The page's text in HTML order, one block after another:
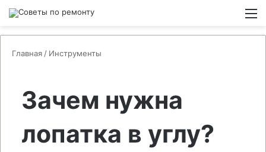
Главная / Инструменты
Зачем нужна
лопатка в углу?